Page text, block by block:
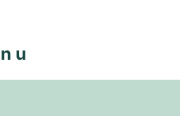
u